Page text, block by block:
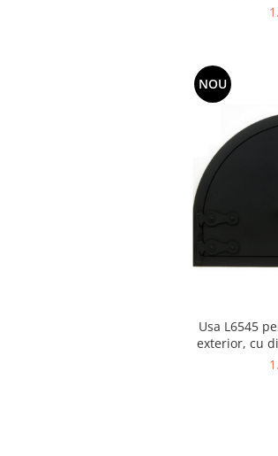
NOU
Usa L6545
exterior, cu